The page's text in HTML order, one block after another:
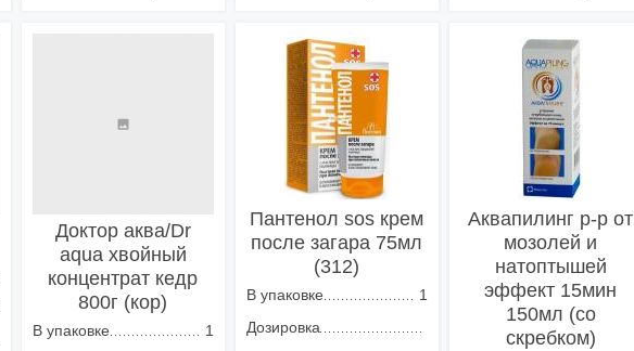
Доктор аква/Dr
aqua хвойный
концентрат кедр
800г (кор)
В упаковке
1
Пантенол sos крем
после загара 75мл
(312)
В упаковке
1
Дозировка
Аквапилинг р-р от
мозолей и
натоптышей
эффект 15мин
150мл (со
скребком)